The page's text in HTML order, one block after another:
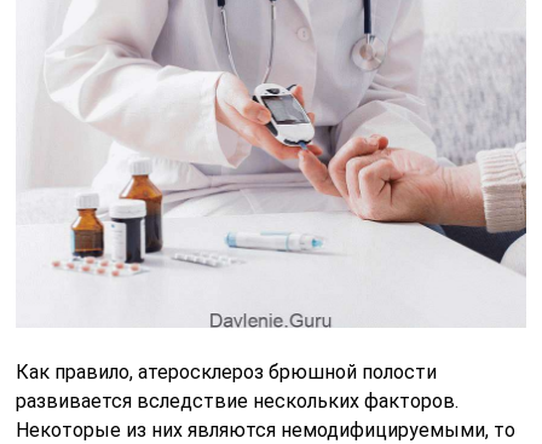
Как правило, атеросклероз брюшной полости
развивается вследствие нескольких факторов.
Некоторые из них являются немодифицируемыми, то